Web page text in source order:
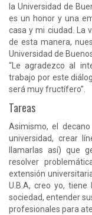
la Universidad de
es un honor y una
casa y mi ciudad. La
de esta manera,
Universidad de
“Le agradezco al
trabajo por este
será muy fructífero”.
Tareas
Asimismo, el
universidad, crear
llamarlas así) que
resolver
extensión
U.B.A, creo yo,
sociedad, entender
profesionales para